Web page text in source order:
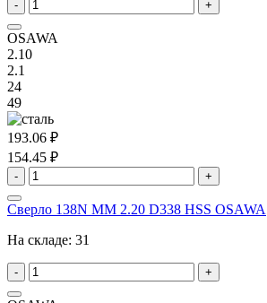
- +
OSAWA
2.10
2.1
24
49
193.06 ₽
154.45 ₽
- +
Сверло 138N MM 2.20 D338 HSS OSAWA
На складе: 31
- +